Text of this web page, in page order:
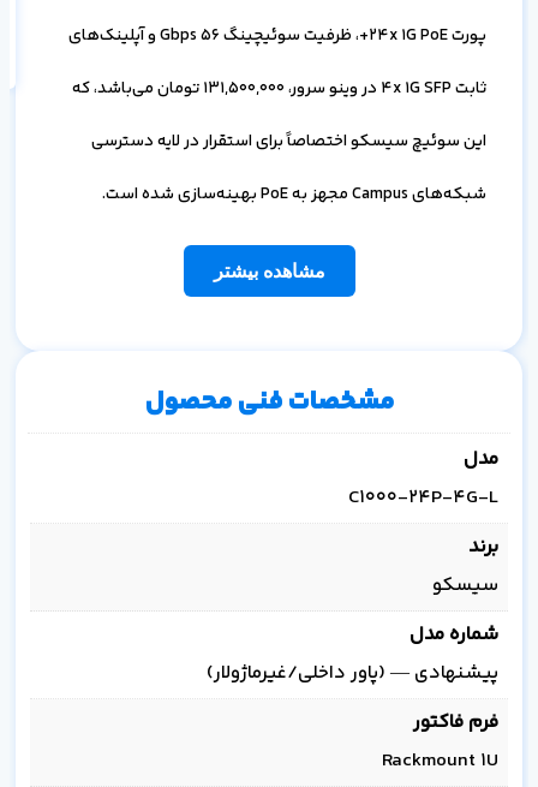
پورت 24x 1G PoE+، ظرفیت سوئیچینگ 56 Gbps و آپلینک‌های
ثابت 4x 1G SFP در وینو سرور،
131,500,000تومان می‌باشد، که
این سوئیچ سیسکو اختصاصاً برای استقرار در لایه دسترسی
شبکه‌های Campus مجهز به PoE بهینه‌سازی شده است.
مشاهده بیشتر
مشخصات فنی محصول
مدل
C1000-24P-4G-L
برند
سیسکو
شماره مدل
پیشنهادی — (پاور داخلی/غیرماژولار)
فرم فاکتور
Rackmount 1U